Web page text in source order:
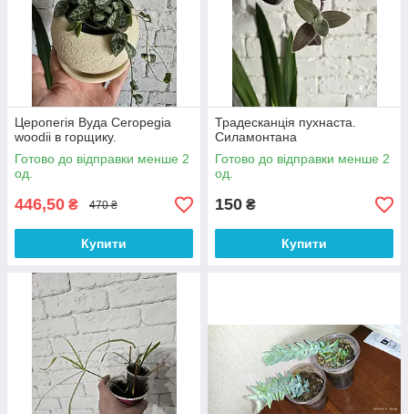
Церопегія Вуда Ceropegia
woodii в горщику.
Готово до відправки менше 2
од.
446,50 ₴ 470 ₴
Купити
Традесканція пухнаста.
Силамонтана
Готово до відправки менше 2
од.
150 ₴
Купити